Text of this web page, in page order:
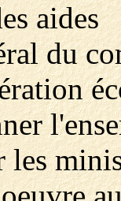
aides
du
les